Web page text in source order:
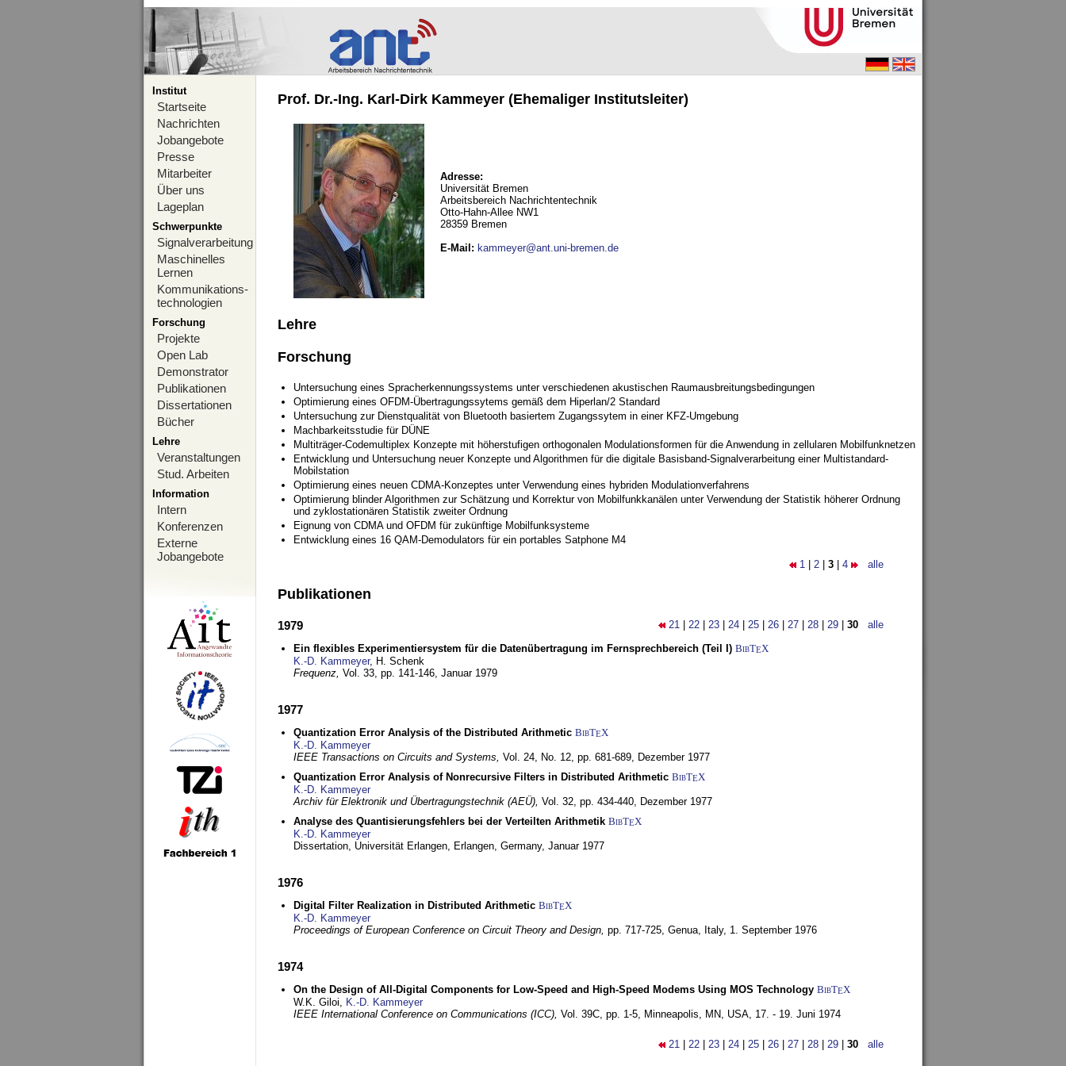
Institut
Startseite
Nachrichten
Jobangebote
Presse
Mitarbeiter
Über uns
Lageplan
Schwerpunkte
Signalverarbeitung
Maschinelles
Lernen
Kommunikations-
technologien
Forschung
Projekte
Open Lab
Demonstrator
Publikationen
Dissertationen
Bücher
Lehre
Veranstaltungen
Stud. Arbeiten
Information
Intern
Konferenzen
Externe
Jobangebote
Prof. Dr.-Ing. Karl-Dirk Kammeyer (Ehemaliger Institutsleiter)
Adresse:
Universität Bremen
Arbeitsbereich Nachrichtentechnik
Otto-Hahn-Allee NW1
28359 Bremen
E-Mail : kammeyer@ant.uni-bremen.de
Lehre
Forschung
Untersuchung eines Spracherkennungssystems unter verschiedenen akustischen Raumausbreitungsbedingungen
Optimierung eines OFDM-Übertragungssytems gemäß dem Hiperlan/2 Standard
Untersuchung zur Dienstqualität von Bluetooth basiertem Zugangssytem in einer KFZ-Umgebung
Machbarkeitsstudie für DÜNE
Multiträger-Codemultiplex Konzepte mit höherstufigen orthogonalen Modulationsformen für die Anwendung in zellularen Mobilfunknetzen
Entwicklung und Untersuchung neuer Konzepte und Algorithmen für die digitale Basisband-Signalverarbeitung einer Multistandard-
Mobilstation
Optimierung eines neuen CDMA-Konzeptes unter Verwendung eines hybriden Modulationverfahrens
Optimierung blinder Algorithmen zur Schätzung und Korrektur von Mobilfunkkanälen unter Verwendung der Statistik höherer Ordnung
und zyklostationären Statistik zweiter Ordnung
Eignung von CDMA und OFDM für zukünftige Mobilfunksysteme
Entwicklung eines 16 QAM-Demodulators für ein portables Satphone M4
1 2 3 4 alle
Publikationen
21 22 23 24 25 26 27 28 29 30 alle
1979
Ein flexibles Experimentiersystem für die Datenübertragung im Fernsprechbereich (Teil I) BibTEX
K.-D. Kammeyer, H. Schenk
Frequenz, Vol. 33, pp. 141-146, Januar 1979
1977
Quantization Error Analysis of the Distributed Arithmetic BibTEX
K.-D. Kammeyer
IEEE Transactions on Circuits and Systems, Vol. 24, No. 12, pp. 681-689, Dezember 1977
Quantization Error Analysis of Nonrecursive Filters in Distributed Arithmetic BibTEX
K.-D. Kammeyer
Archiv für Elektronik und Übertragungstechnik (AEÜ), Vol. 32, pp. 434-440, Dezember 1977
Analyse des Quantisierungsfehlers bei der Verteilten Arithmetik BibTEX
K.-D. Kammeyer
Dissertation, Universität Erlangen, Erlangen, Germany, Januar 1977
1976
Digital Filter Realization in Distributed Arithmetic BibTEX
K.-D. Kammeyer
Proceedings of European Conference on Circuit Theory and Design, pp. 717-725, Genua, Italy, 1. September 1976
1974
On the Design of All-Digital Components for Low-Speed and High-Speed Modems Using MOS Technology BibTEX
W.K. Giloi, K.-D. Kammeyer
IEEE International Conference on Communications (ICC), Vol. 39C, pp. 1-5, Minneapolis, MN, USA, 17. - 19. Juni 1974
21 22 23 24 25 26 27 28 29 30 alle